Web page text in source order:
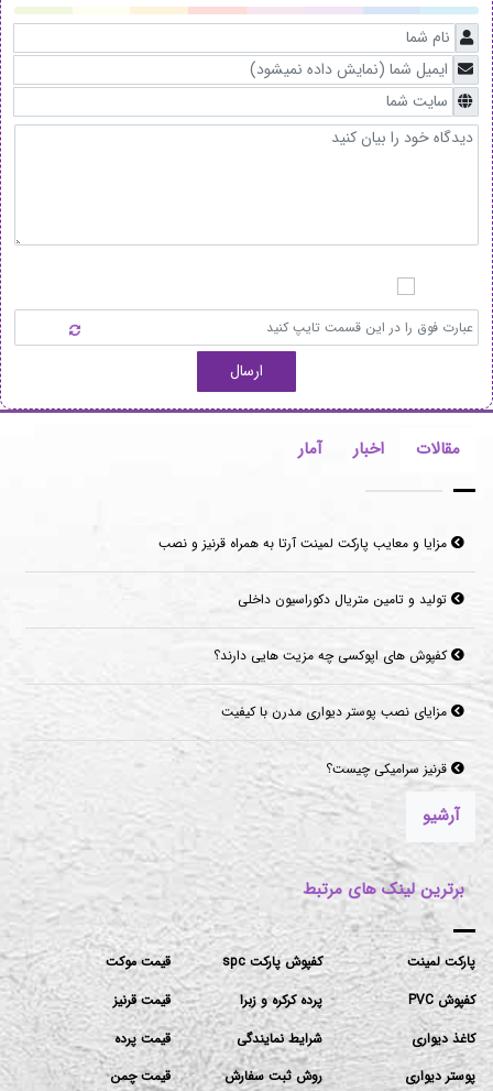
ارسال
مقالات اخبار آمار
تولید و تامین متریال دکوراسیون داخلی
کفپوش های اپوکسی چه مزیت هایی دارند؟
مزایای نصب پوستر دیواری مدرن با کیفیت
قرنیز سرامیکی چیست؟
آرشیو
برترین لینک های مرتبط
پارکت لمینت
کفپوش PVC
کاغذ دیواری
پوستر دیواری
کفپوش پارکت spc
پرده کرکره و زبرا
شرایط نمایندگی
روش ثبت سفارش
قیمت موکت
قیمت قرنیز
قیمت پرده
قیمت چمن